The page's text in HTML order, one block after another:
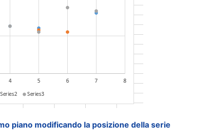
piano modificando la posizione della serie